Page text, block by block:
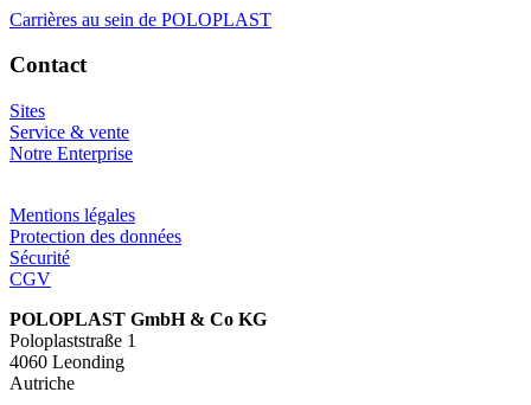
Carrières au sein de POLOPLAST
Contact
Sites
Service & vente
Notre Enterprise
Mentions légales
Protection des données
Sécurité
CGV
POLOPLAST GmbH & Co KG
Poloplaststraße 1
4060 Leonding
Autriche